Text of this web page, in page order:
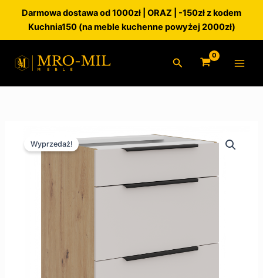
Darmowa dostawa od 1000zł | ORAZ | -150zł z kodem
Kuchnia150 (na meble kuchenne powyżej 2000zł)
Szukaj
Wyprzedaż!
Pierwotna
cena
705.00 zł.
Aktualna
cena
wynosi:
Szafka
kuchenna